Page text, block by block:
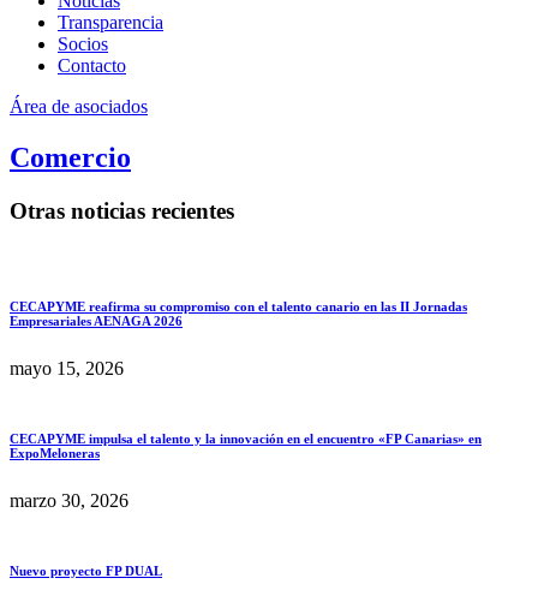
Transparencia
Socios
Contacto
Área de asociados
Comercio
Otras noticias recientes
CECAPYME reafirma su compromiso con el talento canario en las II Jornadas
Empresariales AENAGA 2026
mayo 15, 2026
CECAPYME impulsa el talento y la innovación en el encuentro «FP Canarias» en
ExpoMeloneras
marzo 30, 2026
Nuevo proyecto FP DUAL